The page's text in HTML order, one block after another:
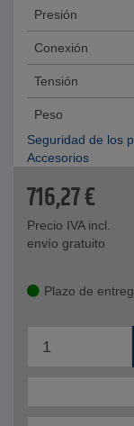
Presión
Conexión
Tensión
Peso
Seguridad de los
Accesorios
716,27€
Precio IVA incl.
envío gratuito
Plazo de